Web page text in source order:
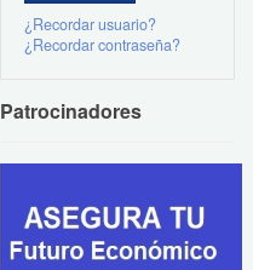
¿Recordar usuario?
¿Recordar contraseña?
Patrocinadores